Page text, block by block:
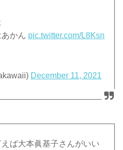
かん pic.twitter.com/L8Ksn
December 11, 2021
ば大本眞基子さんがいい